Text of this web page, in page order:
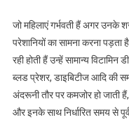
जो महिलाएं गर्भवती हैं अगर उनके
परेशानियों का सामना करना पड़ता
रही होती हैं उन्हें सामान्य
ब्लड प्रेशर, डाइबिटीज आदि की
अंदरूनी तौर पर कमजोर हो जाती
और इनके साथ निर्धारित समय से